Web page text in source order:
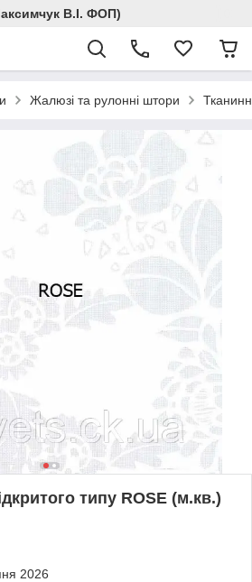
В.І. ФОП)
Жалюзі та рулонні штори
типу ROSE (м.кв.)
2026